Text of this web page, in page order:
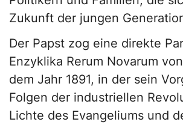
Zukunft der jungen
Der Papst zog eine direkte
Enzyklika Rerum Novarum
dem Jahr 1891, in der sein
Folgen der industriellen
Lichte des Evangeliums und